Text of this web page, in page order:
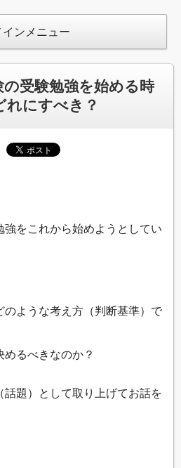
ンメニュー
の受験勉強を始める時
れにすべき？
をこれから始めようとしてい
のような考え方（判断基準）で
るべきなのか？
話題）として取り上げてお話を